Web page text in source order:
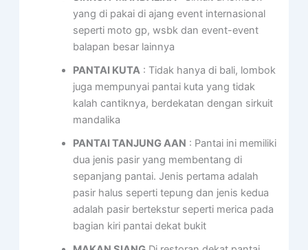
yang di pakai di ajang event internasional
seperti moto gp, wsbk dan event-event
balapan besar lainnya
PANTAI KUTA : Tidak hanya di bali, lombok
juga mempunyai pantai kuta yang tidak
kalah cantiknya, berdekatan dengan sirkuit
mandalika
PANTAI TANJUNG AAN : Pantai ini memiliki
dua jenis pasir yang membentang di
sepanjang pantai. Jenis pertama adalah
pasir halus seperti tepung dan jenis kedua
adalah pasir bertekstur seperti merica pada
bagian kiri pantai dekat bukit